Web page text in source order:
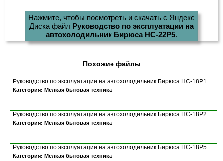
Нажмите, чтобы посмотреть и скачать с Яндекс
Диска файл Руководство по эксплуатации на
автохолодильник Бирюса НС-22P5.
Похожие файлы
Руководство по эксплуатации на автохолодильник Бирюса НС-18P1
Категория: Мелкая бытовая техника
Руководство по эксплуатации на автохолодильник Бирюса НС-18P2
Категория: Мелкая бытовая техника
Руководство по эксплуатации на автохолодильник Бирюса НС-18P5
Категория: Мелкая бытовая техника